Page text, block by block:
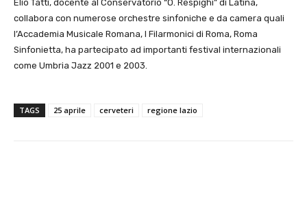
Elio Tatti, docente al Conservatorio “O. Respighi” di Latina,
collabora con numerose orchestre sinfoniche e da camera quali
l’Accademia Musicale Romana, I Filarmonici di Roma, Roma
Sinfonietta, ha partecipato ad importanti festival internazionali
come Umbria Jazz 2001 e 2003.
TAGS 25 aprile cerveteri regione lazio